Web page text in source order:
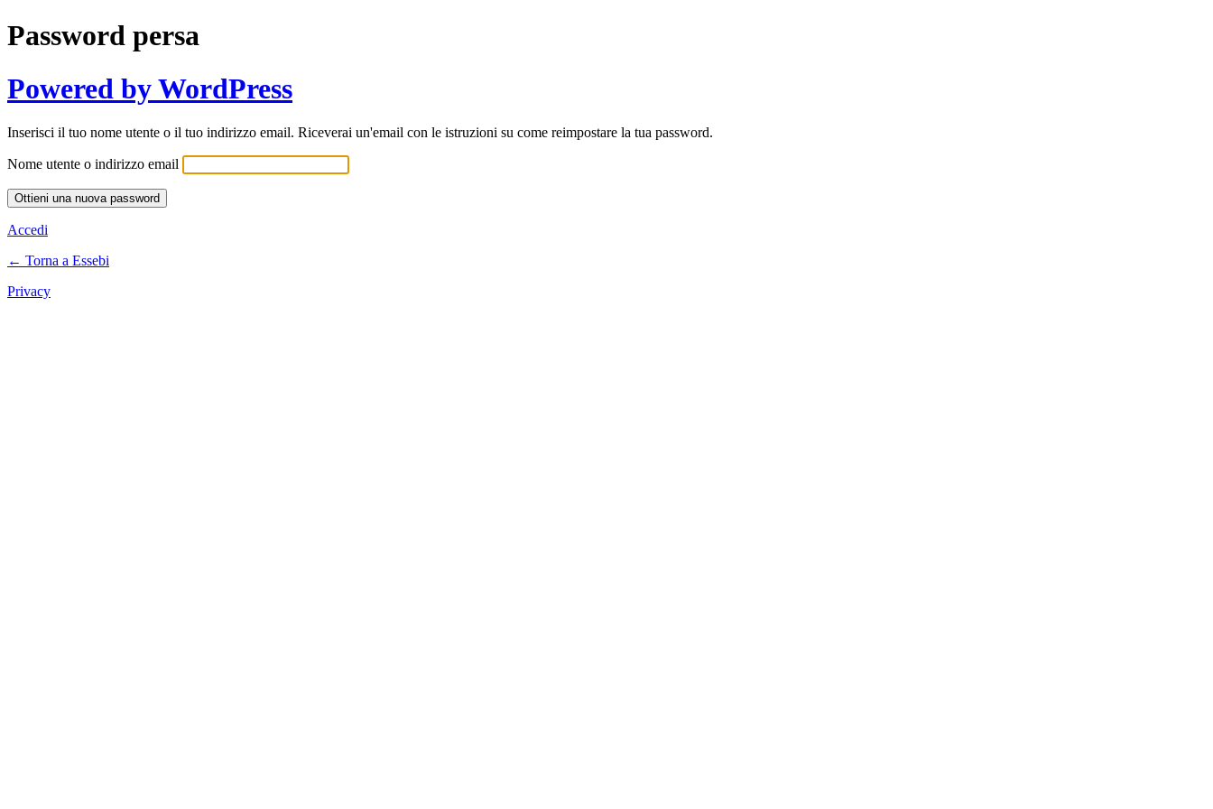
Password persa
Powered by WordPress
Inserisci il tuo nome utente o il tuo indirizzo email. Riceverai un'email con le istruzioni su come reimpostare la tua password.
Nome utente o indirizzo email
Accedi
← Torna a Essebi
Privacy